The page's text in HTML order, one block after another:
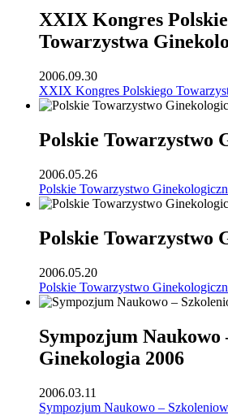
XXIX Kongres
Towarzystwa
2006.09.30
XXIX Kongres Polskiego
Polskie Towarzystwo
2006.05.26
Polskie Towarzystwo
Polskie Towarzystwo
2006.05.20
Polskie Towarzystwo
Sympozjum Naukowo
Ginekologia 2006
2006.03.11
Sympozjum Naukowo –